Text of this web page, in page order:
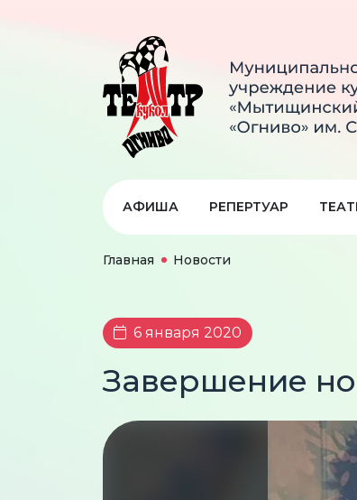
АФИША РЕПЕРТУАР
Главная Новости
6 января 2020
Завершение